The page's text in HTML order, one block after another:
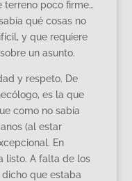
terreno poco firme…
qué cosas no
y que requiere
un asunto.
y respeto. De
es la que
como no sabía
(al estar
En
listo. A falta de los
que estaba